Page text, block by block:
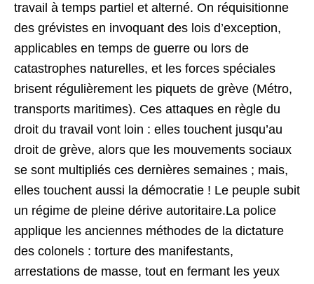
travail à temps partiel et alterné. On réquisitionne
des grévistes en invoquant des lois d’exception,
applicables en temps de guerre ou lors de
catastrophes naturelles, et les forces spéciales
brisent régulièrement les piquets de grève (Métro,
transports maritimes). Ces attaques en règle du
droit du travail vont loin : elles touchent jusqu’au
droit de grève, alors que les mouvements sociaux
se sont multipliés ces dernières semaines ; mais,
elles touchent aussi la démocratie ! Le peuple subit
un régime de pleine dérive autoritaire.La police
applique les anciennes méthodes de la dictature
des colonels : torture des manifestants,
arrestations de masse, tout en fermant les yeux